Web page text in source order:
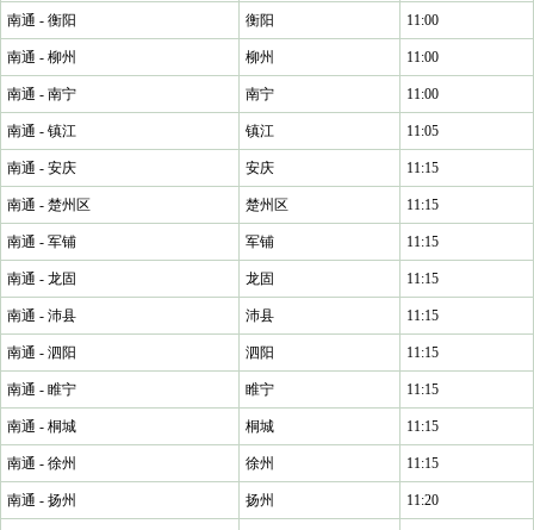
南通 - 衡阳 衡阳 11:00
南通 - 柳州 柳州 11:00
南通 - 南宁 南宁 11:00
南通 - 镇江 镇江 11:05
南通 - 安庆 安庆 11:15
南通 - 楚州区 楚州区 11:15
南通 - 军铺 军铺 11:15
南通 - 龙固 龙固 11:15
南通 - 沛县 沛县 11:15
南通 - 泗阳 泗阳 11:15
南通 - 睢宁 睢宁 11:15
南通 - 桐城 桐城 11:15
南通 - 徐州 徐州 11:15
南通 - 扬州 扬州 11:20